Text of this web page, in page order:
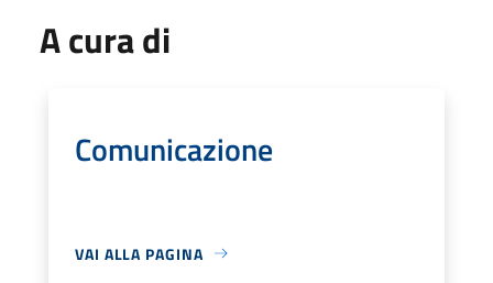
A cura di
Comunicazione
VAI ALLA PAGINA